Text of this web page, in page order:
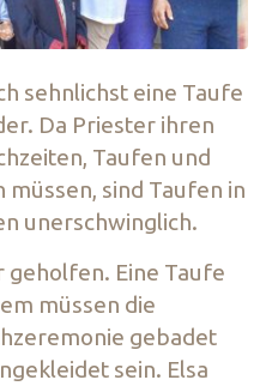
sehnlichst eine Taufe
Da Priester ihren
Taufen und
sind Taufen in
unerschwinglich.
geholfen. Eine Taufe
müssen die
gebadet
sein. Elsa